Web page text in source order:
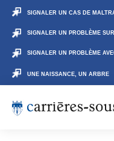
SIGNALER UN CAS DE
SIGNALER UN PROBLÈME
SIGNALER UN PROBLÈME
UNE NAISSANCE, UN ARBRE